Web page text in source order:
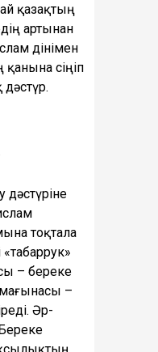
қазақтың
артынан
дінімен
қанына сіңіп
дәстүріне
тоқтала
«табаррук»
– береке
мағынасы –
Әр-